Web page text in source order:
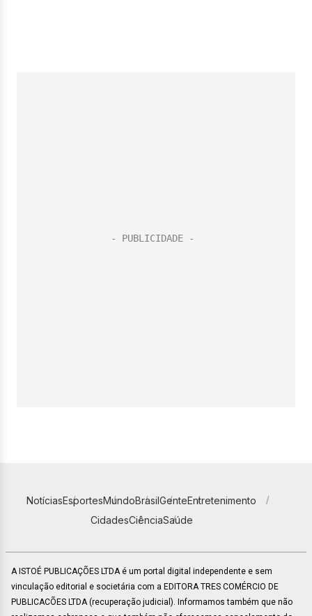
NotíciasEsportesMundoBrasilGenteEntretenimento
CidadesCiênciaSaúde
A ISTOÉ PUBLICAÇÕES LTDA é um portal digital independente e sem
vinculação editorial e societária com a EDITORA TRES COMÉRCIO DE
PUBLICACÕES LTDA (recuperação judicial). Informamos também que não